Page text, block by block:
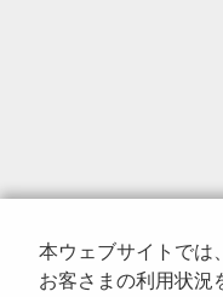
本ウェブサイトでは
お客さまの利用状況